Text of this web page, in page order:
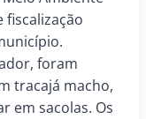
fiscalização
foram
tracajá macho,
em sacolas. Os